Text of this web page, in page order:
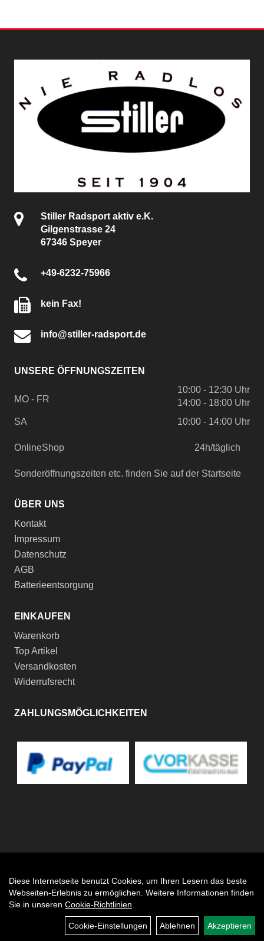
Stiller Radsport aktiv e.K.
Gilgenstrasse 24
67346 Speyer
+49-6232-75966
kein Fax!
info@stiller-radsport.de
UNSERE ÖFFNUNGSZEITEN
MO - FR
10:00 - 12:30 Uhr
14:00 - 18:00 Uhr
SA
10:00 - 14:00 Uhr
OnlineShop 24h/täglich
Sonderöffnungszeiten etc. finden Sie auf der Startseite
ÜBER UNS
Kontakt
Impressum
Datenschutz
AGB
Batterieentsorgung
EINKAUFEN
Warenkorb
Top Artikel
Versandkosten
Widerrufsrecht
ZAHLUNGSMÖGLICHKEITEN
Diese Internetseite benutzt Cookies, um Ihren Lesern das beste
Webseiten-Erlebnis zu ermöglichen. Weitere Informationen finden
Sie in unseren Cookie-Richtlinien
Cookie-Einstellungen Ablehnen Akzeptieren
Auftrag widerrufen